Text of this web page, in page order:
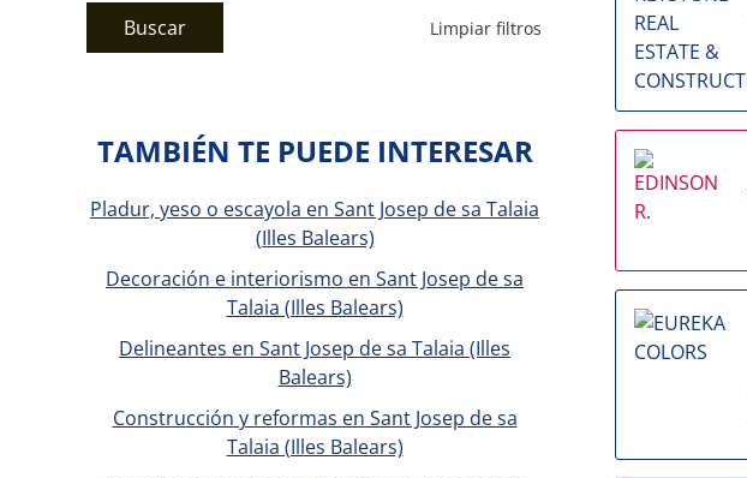
Buscar Limpiar filtros
TAMBIÉN TE PUEDE INTERESAR
Pladur, yeso o escayola en Sant Josep de sa Talaia
(Illes Balears)
Decoración e interiorismo en Sant Josep de sa
Talaia (Illes Balears)
Delineantes en Sant Josep de sa Talaia (Illes
Balears)
Construcción y reformas en Sant Josep de sa
Talaia (Illes Balears)